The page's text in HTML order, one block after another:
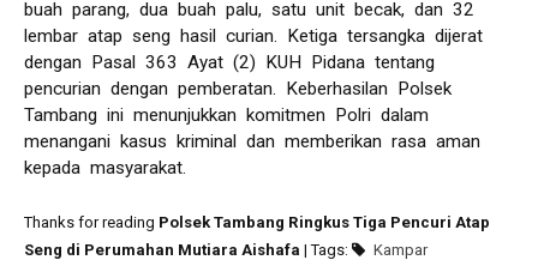
buah parang, dua buah palu, satu unit becak, dan 32
lembar atap seng hasil curian. Ketiga tersangka dijerat
dengan Pasal 363 Ayat (2) KUH Pidana tentang
pencurian dengan pemberatan. Keberhasilan Polsek
Tambang ini menunjukkan komitmen Polri dalam
menangani kasus kriminal dan memberikan rasa aman
kepada masyarakat.
Thanks for reading Polsek Tambang Ringkus Tiga Pencuri Atap
Seng di Perumahan Mutiara Aishafa | Tags: Kampar